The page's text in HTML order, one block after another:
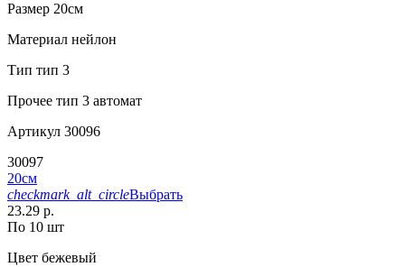
Размер 20см
Материал нейлон
Тип тип 3
Прочее тип 3 автомат
Артикул 30096
30097
20см
checkmark_alt_circleВыбрать
23.29 р.
По 10 шт
Цвет бежевый